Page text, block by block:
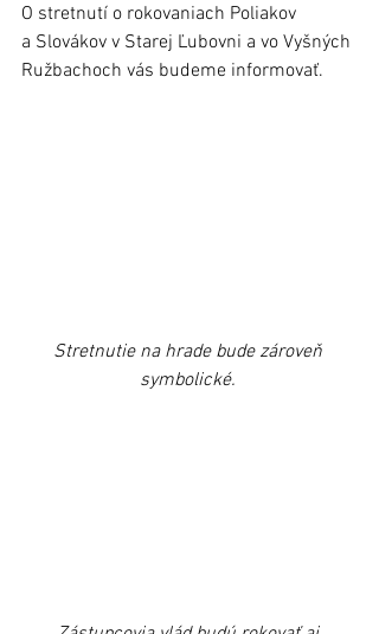
O stretnutí o rokovaniach Poliakov
a Slovákov v Starej Ľubovni a vo Vyšných
Ružbachoch vás budeme informovať.
Stretnutie na hrade bude zároveň
symbolické.